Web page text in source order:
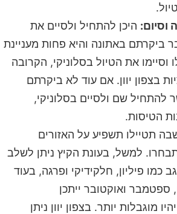
וסיום: היכן להתחיל ולסיים את
ביקרתם באתונה והיא פחות מעניינת
את הטיול בסלוניקי, הקרובה
בצפון יוון. אם עוד לא ביקרתם
להתחיל שם ולסיים בסלוניקי,
הטיסות.
תטיילו תשפיע על האזורים
למשל, בעונת הקיץ ניתן לשלב
כמו פיליון, חלקידיקי ופרגה, בעוד
ספטמבר ואוקטובר ייתכן
מוגבלות יותר. בצפון יוון ניתן